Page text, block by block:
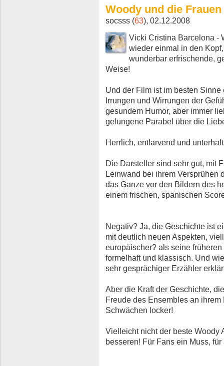
Woody und die Frauen
socsss (63), 02.12.2008
Vicki Cristina Barcelona -
wieder einmal in den
wunderbar erfrischende,
Weise!
Und der Film ist im besten
Irrungen und Wirrungen der
gesundem Humor, aber immer
gelungene Parabel über die
Herrlich, entlarvend und
Die Darsteller sind sehr gut, mit
Leinwand bei ihrem Versprühen
das Ganze vor den Bildern des
einem frischen, spanischen
Negativ? Ja, die Geschichte ist
mit deutlich neuen Aspekten,
europäischer? als seine
formelhaft und klassisch. Und
sehr gesprächiger Erzähler
Aber die Kraft der Geschichte,
Freude des Ensembles an
Schwächen locker!
Vielleicht nicht der beste Woody
besseren! Für Fans ein Muss,